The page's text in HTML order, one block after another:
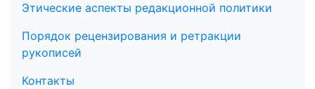
Этические аспекты редакционной политики
Порядок рецензирования и ретракции
рукописей
Контакты